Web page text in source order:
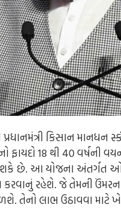
કિસાન માનધન
18 થી 40 વર્ષની
શકે છે. આ યોજના અંતર્ગત
કરવાનું રહેશે. જે તેમની
તેનો લાભ ઉઠાવવા